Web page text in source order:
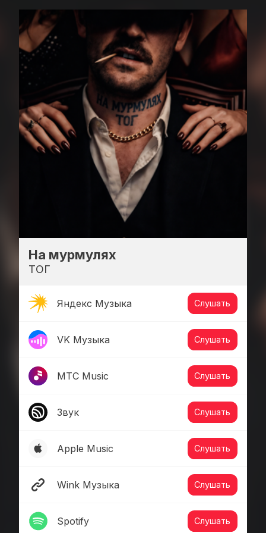
На мурмулях
ТОГ
Яндекс Музыка Слушать
VK Музыка Слушать
МТС Music Слушать
Звук Слушать
Apple Music Слушать
Wink Музыка Слушать
Spotify Слушать